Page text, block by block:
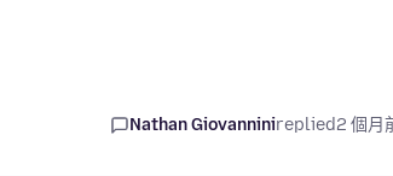
Nathan Giovanninireplied2 個月